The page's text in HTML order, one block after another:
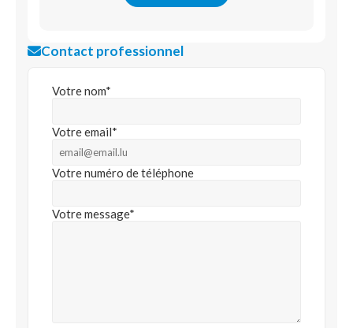
Contact professionnel
Votre nom*
Votre email*
Votre numéro de téléphone
Votre message*